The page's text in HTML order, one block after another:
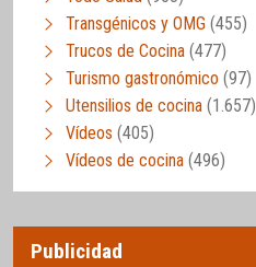
Transgénicos y OMG (455)
Trucos de Cocina (477)
Turismo gastronómico (97)
Utensilios de cocina (1.657)
Vídeos (405)
Vídeos de cocina (496)
Publicidad